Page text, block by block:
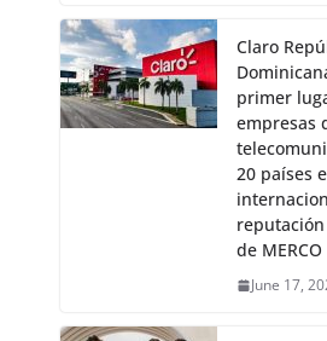
Claro
primer
empresas
20 países
de MERCO
June 17,